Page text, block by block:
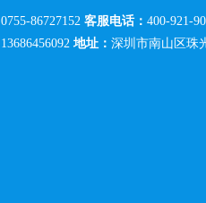
0755-86727152 客服电话： 400-921-
13686456092 地址： 深圳市南山区珠